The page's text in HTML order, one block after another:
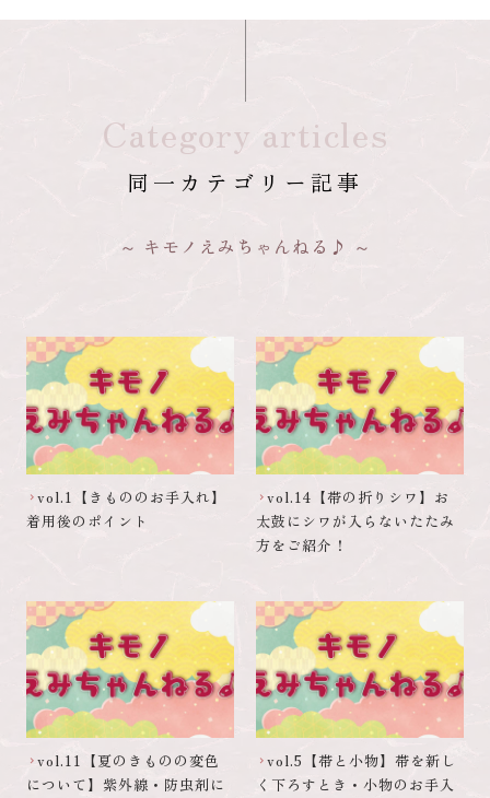
Category articles
同一カテゴリー記事
キモノえみちゃんねる♪
chevron_rightvol.1【きもののお手入れ】
着用後のポイント
chevron_rightvol.14【帯の折りシワ】お
太鼓にシワが入らないたたみ
方をご紹介！
chevron_rightvol.11【夏のきものの変色
について】紫外線・防虫剤に
chevron_rightvol.5【帯と小物】帯を新し
く下ろすとき・小物のお手入